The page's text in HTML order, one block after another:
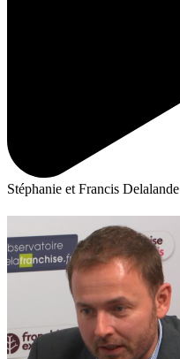
Stéphanie et Francis Delalande